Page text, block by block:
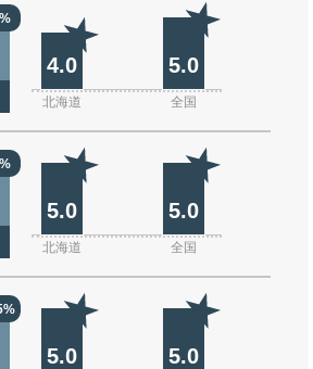
4.0 5.0
北海道 全国
5.0 5.0
北海道 全国
5.0 5.0